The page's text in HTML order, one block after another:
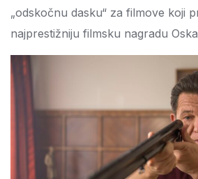
„odskočnu dasku“ za filmove koji
najprestižniju filmsku nagradu